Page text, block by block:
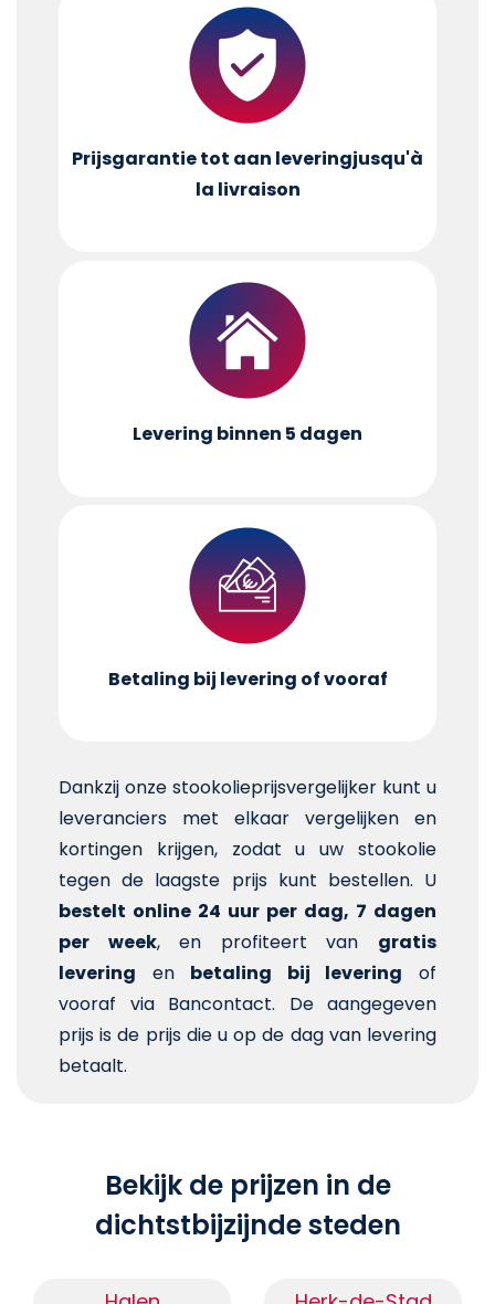
Prijsgarantie tot aan leveringjusqu'à
la livraison
Levering binnen 5 dagen
Betaling bij levering of vooraf
Dankzij onze stookolieprijsvergelijker kunt u
leveranciers met elkaar vergelijken en
kortingen krijgen, zodat u uw stookolie
tegen de laagste prijs kunt bestellen. U
bestelt online 24 uur per dag, 7 dagen
per week, en profiteert van gratis
levering en betaling bij levering of
vooraf via Bancontact. De aangegeven
prijs is de prijs die u op de dag van levering
betaalt.
Bekijk de prijzen in de
dichtstbijzijnde steden